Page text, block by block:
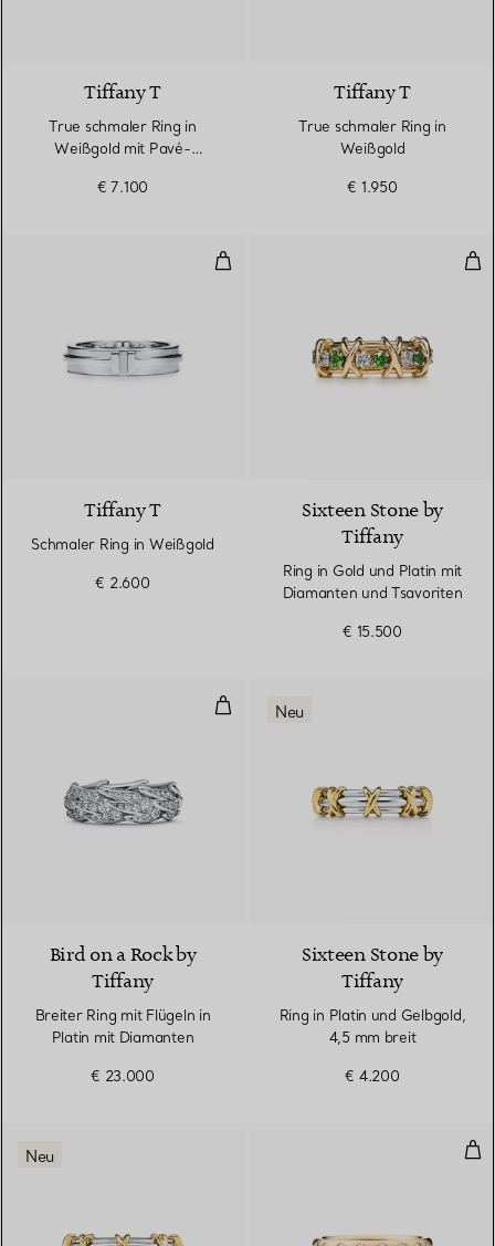
Tiffany T
True schmaler Ring in
Weißgold mit Pavé-
€ 7.100
Tiffany T
True schmaler Ring in
Weißgold
€ 1.950
Schmaler Ring in Weißgold
Tiffany T
Schmaler Ring in Weißgold
€ 2.600
Sixteen Stone by
Tiffany
Ring in Gold und Platin mit
Diamanten und Tsavoriten
€ 15.500
Breiter Ring mit Flügeln in
Bird on a Rock by
Tiffany
Breiter Ring mit Flügeln in
Platin mit Diamanten
€ 23.000
Neu
Sixteen Stone by
Tiffany
Ring in Platin und Gelbgold,
4,5 mm breit
€ 4.200
Neu